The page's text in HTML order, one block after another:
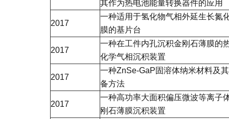
其作为热电池能量转换器件的应用
2017
一种适用于氢化物气相外延生长氮
膜的基片台
2017
一种在工件内孔沉积金刚石薄膜的
化学气相沉积装置
2017
一种ZnSe-GaP固溶体纳米材料及
备方法
2017
一种高功率大面积偏压微波等离子
刚石薄膜沉积装置